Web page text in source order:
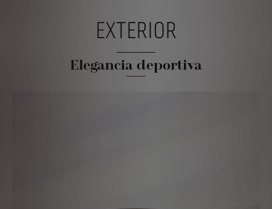
EXTERIOR
Elegancia deportiva